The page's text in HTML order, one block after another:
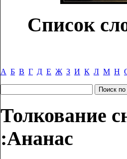
Список
А Б В Г Д Е Ж З И К Л М Н
Толкование
:Ананас